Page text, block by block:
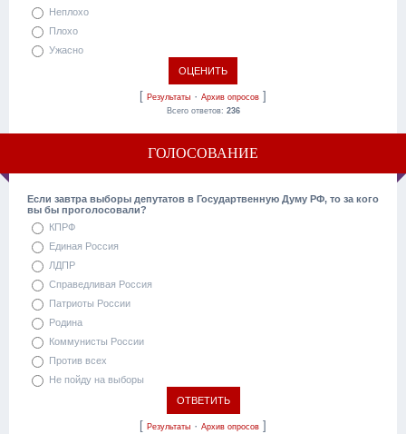
Неплохо
Плохо
Ужасно
[ Результаты · Архив опросов ]
Всего ответов: 236
ГОЛОСОВАНИЕ
Если завтра выборы депутатов в Государтвенную Думу РФ, то за кого
вы бы проголосовали?
КПРФ
Единая Россия
ЛДПР
Справедливая Россия
Патриоты России
Родина
Коммунисты России
Против всех
Не пойду на выборы
[ Результаты · Архив опросов ]